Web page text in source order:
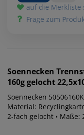
auf die Merkliste
Frage zum
Soennecken
160g gelocht
Soennecken
Material:
2-fach gelocht • Maße: